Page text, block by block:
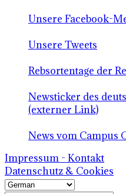
Unsere Facebook-
Unsere Tweets
Rebsortentage der
Newsticker des
(externer Link)
News vom Campus
Impressum - Kontakt
Datenschutz & Cookies